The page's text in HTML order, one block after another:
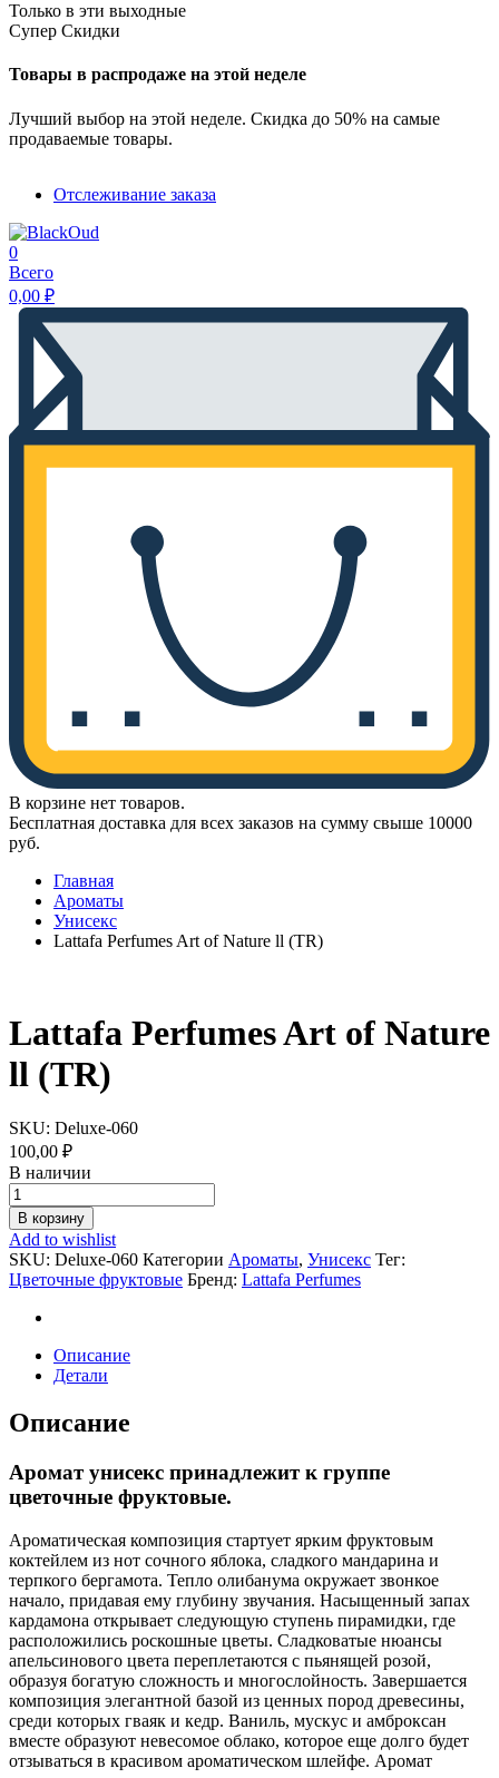
Только в эти выходные
Супер Скидки
Товары в распродаже на этой неделе
Лучший выбор на этой неделе. Скидка до 50% на самые
продаваемые товары.
Отслеживание заказа
0
Всего
0,00 ₽
В корзине нет товаров.
Бесплатная доставка для всех заказов на сумму свыше 10000
руб.
Главная
Ароматы
Унисекс
Lattafa Perfumes Art of Nature ll (TR)
Lattafa Perfumes Art of Nature
ll (TR)
SKU: Deluxe-060
100,00 ₽
В наличии
Lattafa
Perfumes
Art
of
Nature
ll
(TR)
В корзину
Add to wishlist
SKU: Deluxe-060 Категории Ароматы, Унисекс Тег:
Цветочные фруктовые Бренд: Lattafa Perfumes
Описание
Детали
Описание
Аромат унисекс принадлежит к группе
цветочные фруктовые.
Ароматическая композиция стартует ярким фруктовым
коктейлем из нот сочного яблока, сладкого мандарина и
терпкого бергамота. Тепло олибанума окружает звонкое
начало, придавая ему глубину звучания. Насыщенный запах
кардамона открывает следующую ступень пирамидки, где
расположились роскошные цветы. Сладковатые нюансы
апельсинового цвета переплетаются с пьянящей розой,
образуя богатую сложность и многослойность. Завершается
композиция элегантной базой из ценных пород древесины,
среди которых гваяк и кедр. Ваниль, мускус и амброксан
вместе образуют невесомое облако, которое еще долго будет
отзываться в красивом ароматическом шлейфе. Аромат